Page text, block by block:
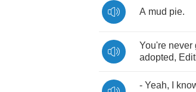
A mud pie.
You're never
adopted,
- Yeah,